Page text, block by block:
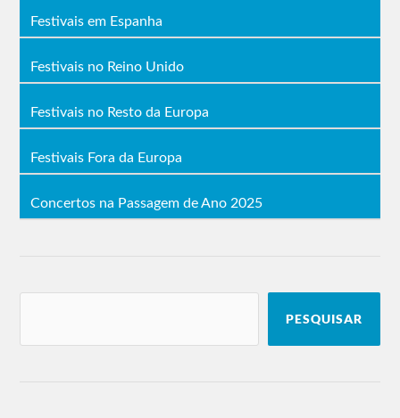
Festivais em Espanha
Festivais no Reino Unido
Festivais no Resto da Europa
Festivais Fora da Europa
Concertos na Passagem de Ano 2025
PESQUISAR